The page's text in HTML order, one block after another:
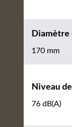
Diamètre
170 mm
Niveau
76 dB(A)